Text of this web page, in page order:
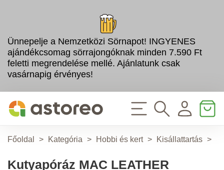
Ünnepelje a Nemzetközi Sörnapot! INGYENES
ajándékcsomag sörrajongóknak minden 7.590 Ft
feletti megrendelése mellé. Ajánlatunk csak
vasárnapig érvényes!
Főoldal > Kategória > Hobbi és kert > Kisállattartás >
Kutyapóráz MAC LEATHER